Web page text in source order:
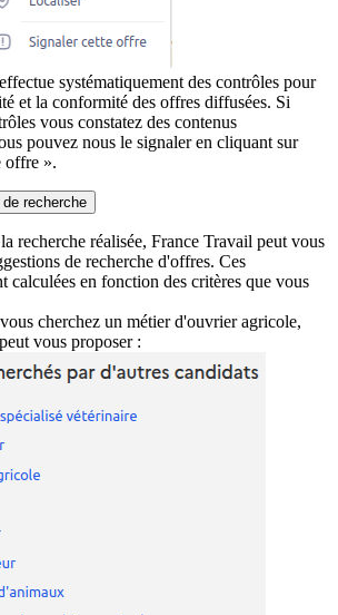
systématiquement des contrôles pour
et la conformité des offres diffusées. Si
vous constatez des contenus
pouvez nous le signaler en cliquant sur
offre ».
recherche
recherche réalisée, France Travail peut vous
de recherche d'offres. Ces
calculées en fonction des critères que vous
cherchez un métier d'ouvrier agricole,
vous proposer :